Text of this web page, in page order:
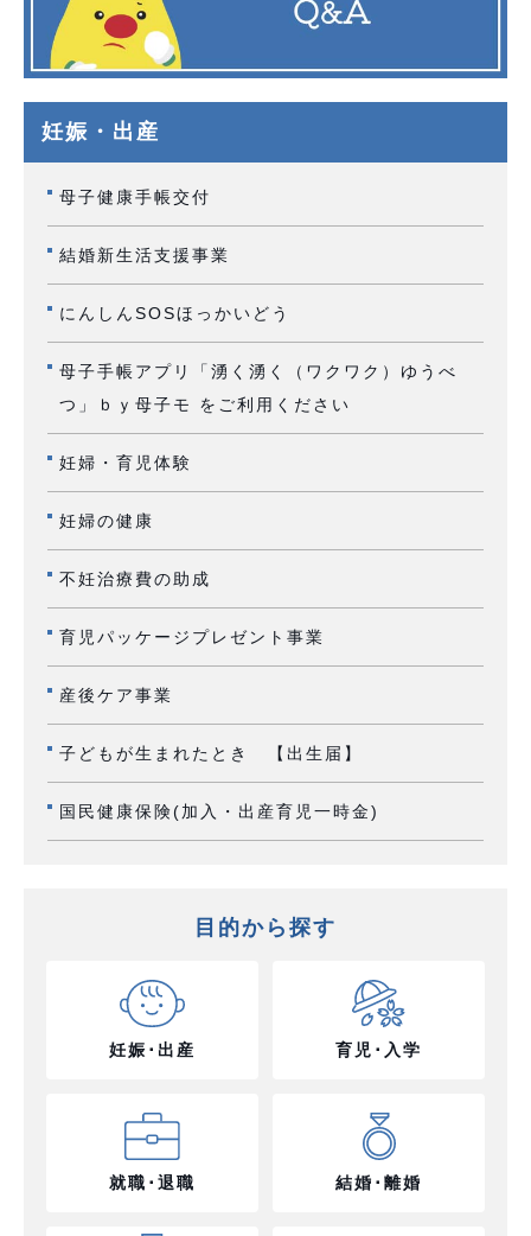
妊娠・出産
母子健康手帳交付
結婚新生活支援事業
にんしんSOSほっかいどう
母子手帳アプリ「湧く湧く（ワクワク）ゆうべ
つ」ｂｙ母子モ をご利用ください
妊婦・育児体験
妊婦の健康
不妊治療費の助成
育児パッケージプレゼント事業
産後ケア事業
子どもが生まれたとき 【出生届】
国民健康保険(加入・出産育児一時金)
目的から探す
妊娠･出産 育児･入学
就職･退職 結婚･離婚